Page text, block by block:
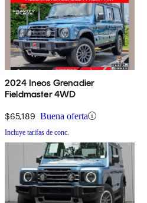
2024 Ineos Grenadier
Fieldmaster 4WD
$65,189 Buena oferta
Incluye tarifas de conc.